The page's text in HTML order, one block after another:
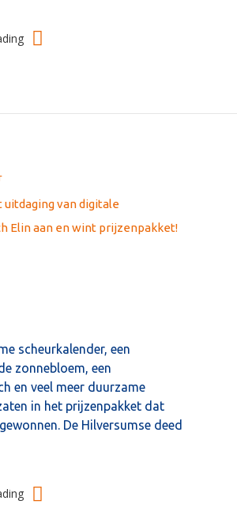
uitdaging van digitale
Elin aan en wint prijzenpakket!
scheurkalender, een
zonnebloem, een
en veel meer duurzame
in het prijzenpakket dat
De Hilversumse deed